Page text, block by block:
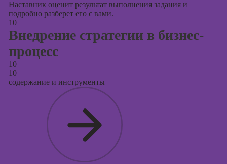
Наставник оценит результат выполнения задания и
подробно разберет его с вами.
10
Внедрение стратегии в бизнес-
процесс
10
10
содержание и инструменты